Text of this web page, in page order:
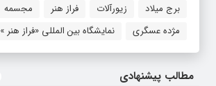
برج میلاد زیورآلات فراز هنر
مجسمه
مژده عسگری
نمایشگاه بین المللی «فراز هنر »
مطالب پیشنهادی